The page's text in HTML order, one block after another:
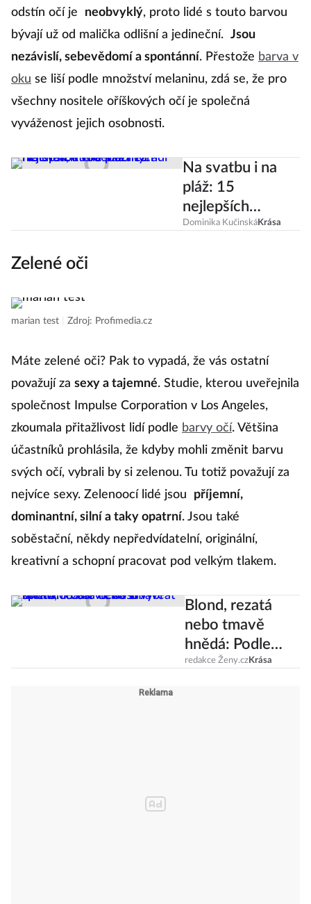
odstín očí je
neobvyklý, proto lidé s touto barvou
bývají už od malička odlišní a jedineční. Jsou
nezávislí, sebevědomí a spontánní. Přestože barva v
oku se liší podle množství melaninu, zdá se, že pro
všechny nositele oříškových očí je společná
vyváženost jejich osobnosti.
Na svatbu i na
pláž: 15
nejlepších
voděodolných
Dominika KučinskáKrása
Zelené oči
marian test Zdroj: Profimedia.cz
Máte zelené oči? Pak to vypadá, že vás ostatní
považují za sexy a tajemné. Studie, kterou uveřejnila
společnost Impulse Corporation v Los Angeles,
zkoumala přitažlivost lidí podle barvy očí. Většina
účastníků prohlásila, že kdyby mohli změnit barvu
svých očí, vybrali by si zelenou. Tu totiž považují za
nejvíce sexy. Zelenoocí lidé jsou
příjemní,
dominantní, silní a taky opatrní. Jsou také
soběstační, někdy nepředvídatelní, originální,
kreativní a schopní pracovat pod velkým tlakem.
Blond, rezatá
nebo tmavě
hnědá: Podle
čeho si vybrat
redakce Ženy.czKrása